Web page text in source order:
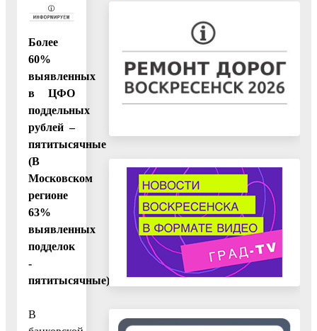
Более
60%
выявленных
в ЦФО
поддельных
рублей –
пятитысячные
(В
Московском
регионе
63%
выявленных
подделок
-
пятитысячные)
В